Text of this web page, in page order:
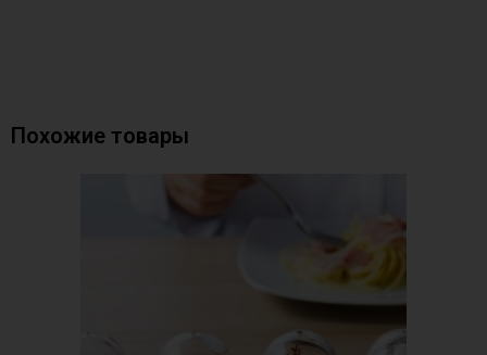
Похожие товары